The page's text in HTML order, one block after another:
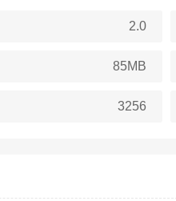
2.0
85MB
3256